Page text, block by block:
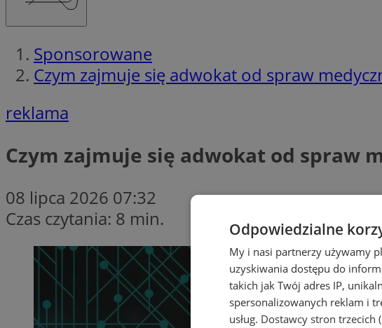
Sponsorowane
Czym zajmuje się adwokat od spraw
reklama
Czym zajmuje się adwokat od spraw
08 lipca 2026 07:32
Czas czytania: 8 min.
Odpowiedzialne
My i nasi partnerzy używamy
uzyskiwania dostępu do
takich jak Twój adres IP,
spersonalizowanych reklam i
usług. Dostawcy stron trzecich